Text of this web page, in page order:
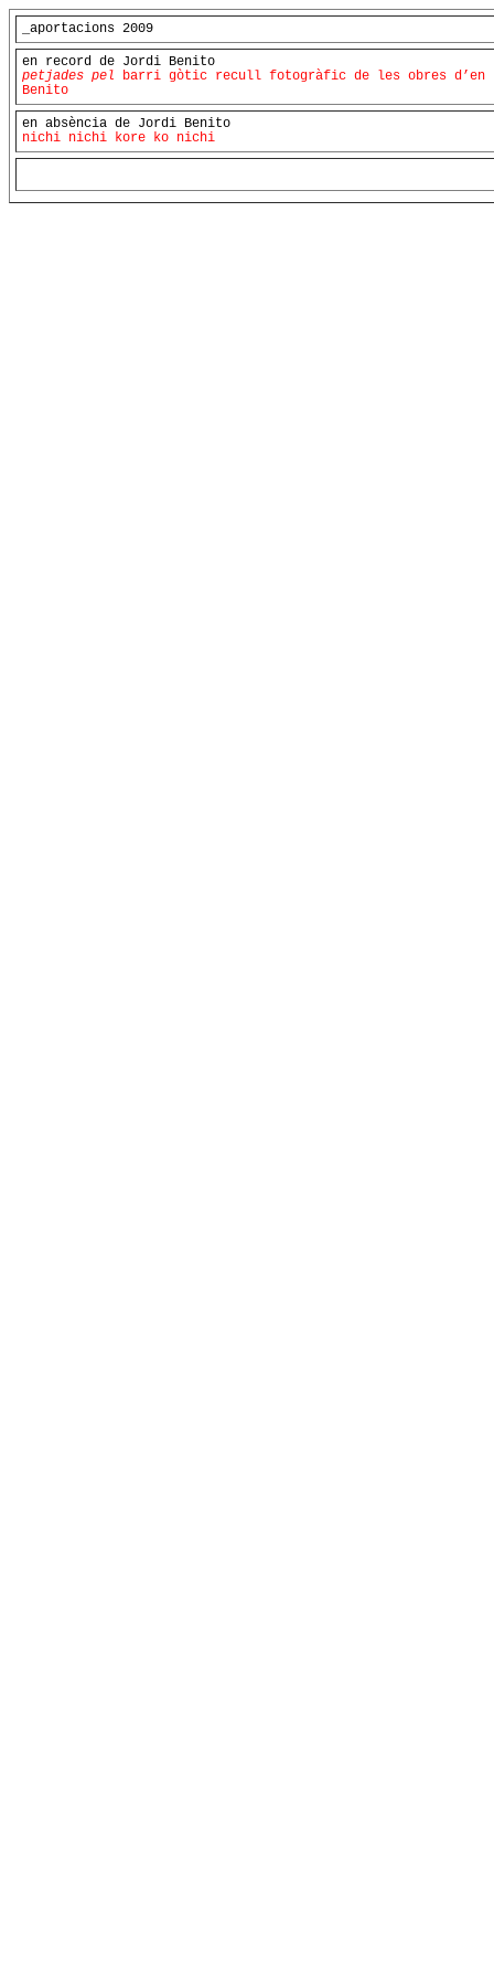
_aportacions 2009
en record de Jordi Benito
petjades pel barri gòtic recull fotogràfic de les obres d’en
Benito
en absència de Jordi Benito
nichi nichi kore ko nichi